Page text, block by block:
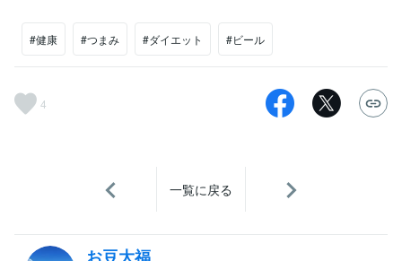
#健康 #つまみ #ダイエット #ビール
4
一覧に戻る